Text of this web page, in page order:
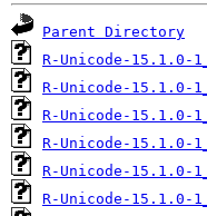
Parent Directory
R-Unicode-15.1.0-
R-Unicode-15.1.0-
R-Unicode-15.1.0-
R-Unicode-15.1.0-
R-Unicode-15.1.0-
R-Unicode-15.1.0-